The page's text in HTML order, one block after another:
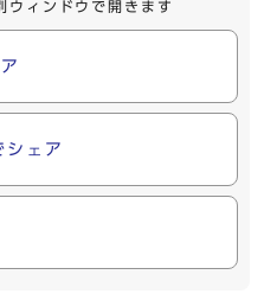
ウィンドウで開きます
ェア